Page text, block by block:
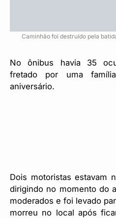
Caminhão foi destruído pela
No ônibus havia 35
fretado por uma
aniversário.
Dois motoristas estavam
dirigindo no momento do
moderados e foi levado
morreu no local após